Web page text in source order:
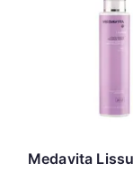
Medavita